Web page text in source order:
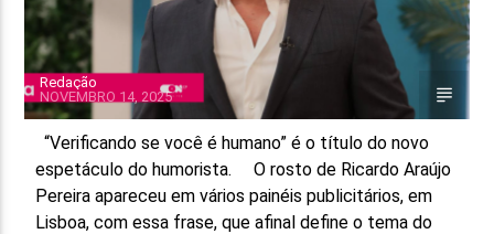
ON FM
Redação
NOVEMBRO 14, 2025
“Verificando se você é humano” é o título do novo
espetáculo do humorista. O rosto de Ricardo Araújo
Pereira apareceu em vários painéis publicitários, em
Lisboa, com essa frase, que afinal define o tema do